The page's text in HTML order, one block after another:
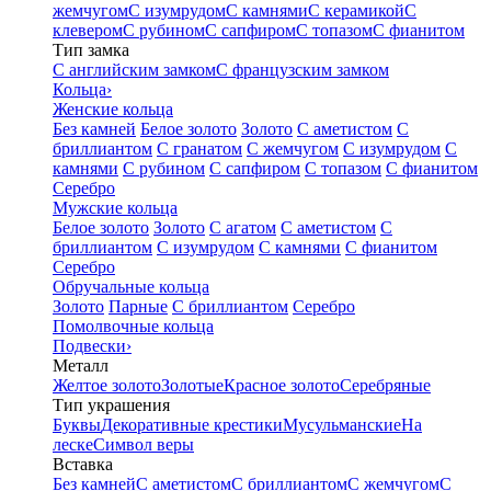
жемчугомС изумрудомС камнямиС керамикойС
клеверомС рубиномС сапфиромС топазомС фианитом
Тип замка
С английским замкомС французским замком
Кольца›
Женские кольца
Без камней Белое золото Золото С аметистом С
бриллиантом С гранатом С жемчугом С изумрудом С
камнями С рубином С сапфиром С топазом С фианитом
Серебро
Мужские кольца
Белое золото Золото С агатом С аметистом С
бриллиантом С изумрудом С камнями С фианитом
Серебро
Обручальные кольца
Золото Парные С бриллиантом Серебро
Помолвочные кольца
Подвески›
Металл
Желтое золотоЗолотыеКрасное золотоСеребряные
Тип украшения
БуквыДекоративные крестикиМусульманскиеНа
лескеСимвол веры
Вставка
Без камнейС аметистомС бриллиантомС жемчугомС